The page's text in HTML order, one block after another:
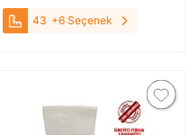
43 +6 Seçenek